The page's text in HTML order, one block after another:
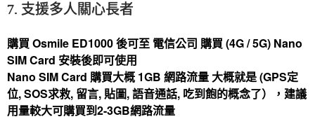
7. 支援多人關心長者
購買 Osmile ED1000 後可至 電信公司 購買 (4G / 5G) Nano
SIM Card 安裝後即可使用
Nano SIM Card 購買大概 1GB 網路流量 大概就是 (GPS定
位, SOS求救, 留言, 貼圖, 語音通話, 吃到飽的概念了），建議
用量較大可購買到2-3GB網路流量